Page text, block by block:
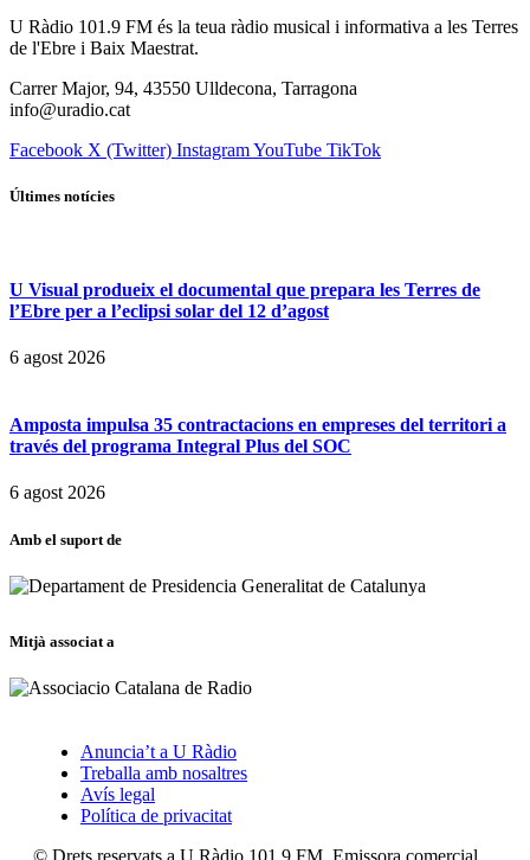
U Ràdio 101.9 FM és la teua ràdio musical i informativa a les Terres
de l'Ebre i Baix Maestrat.
Carrer Major, 94, 43550 Ulldecona, Tarragona
info@uradio.cat
Facebook X (Twitter) InstagramYouTube TikTok
Últimes notícies
U Visual produeix el documental que prepara les Terres de
l’Ebre per a l’eclipsi solar del 12 d’agost
6 agost 2026
Amposta impulsa 35 contractacions en empreses del territori a
través del programa Integral Plus del SOC
6 agost 2026
Amb el suport de
Mitjà associat a
Anuncia’t a U Ràdio
Treballa amb nosaltres
Avís legal
Política de privacitat
© Drets reservats a U Ràdio 101.9 FM. Emissora comercial